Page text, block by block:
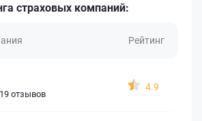
страховых компаний:
Рейтинг
отзывов
4.9